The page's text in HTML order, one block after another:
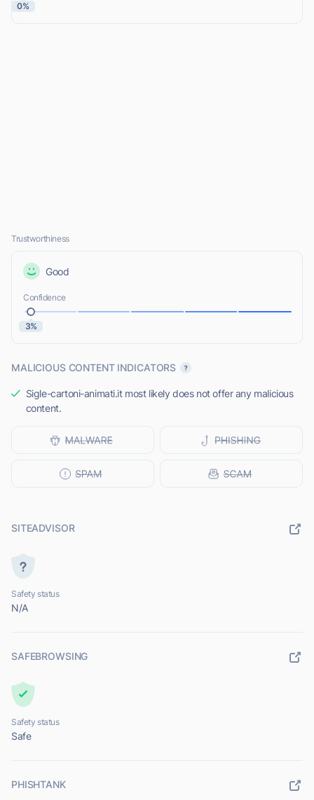
0%
Trustworthiness
Good
Confidence
3%
MALICIOUS CONTENT INDICATORS
Sigle-cartoni-animati.it most likely does not offer any malicious
content.
SITEADVISOR
Safety status
N/A
SAFEBROWSING
Safety status
Safe
PHISHTANK